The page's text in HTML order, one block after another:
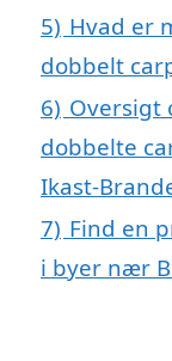
5) Hvad er
dobbelt
6) Oversigt
dobbelte
Ikast-
7) Find en
i byer nær